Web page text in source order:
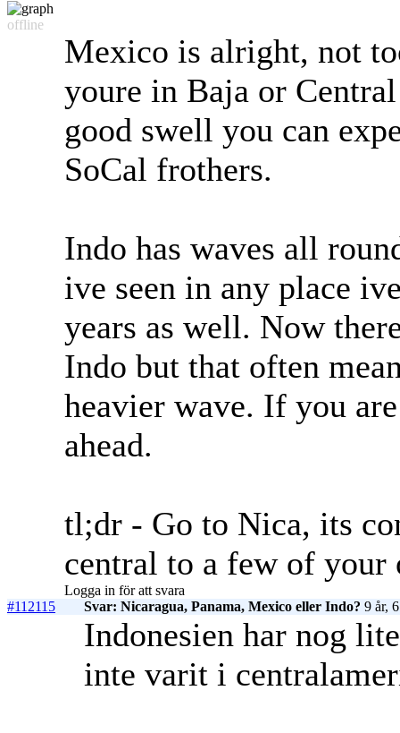
offline
Mexico is alright, not
youre in Baja or
good swell you can
SoCal frothers.
Indo has waves all
ive seen in any place
years as well. Now
Indo but that often
heavier wave. If you
ahead.
tl;dr - Go to Nica, its
central to a few of your
Logga in för att svara
#112115
Svar: Nicaragua, Panama, Mexico eller Indo? 9 år,
Indonesien har nog
inte varit i